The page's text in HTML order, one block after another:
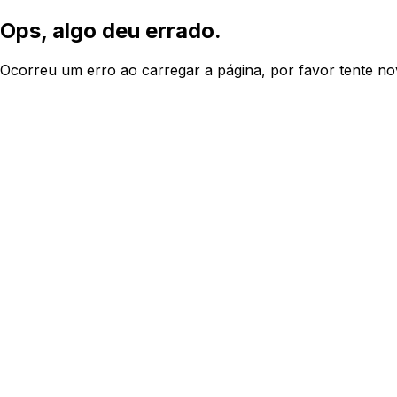
Ops, algo deu errado.
Ocorreu um erro ao carregar a página, por favor tente